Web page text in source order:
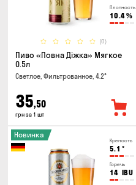
Плотность
10.4%
(0)
Пиво «Повна Діжка» Мягкое
0.5л
Светлое, Фильтрованное, 4.2°
35,50
грн за 1 шт
Крепость
5.1 °
Горечь
14 IBU
Новинка